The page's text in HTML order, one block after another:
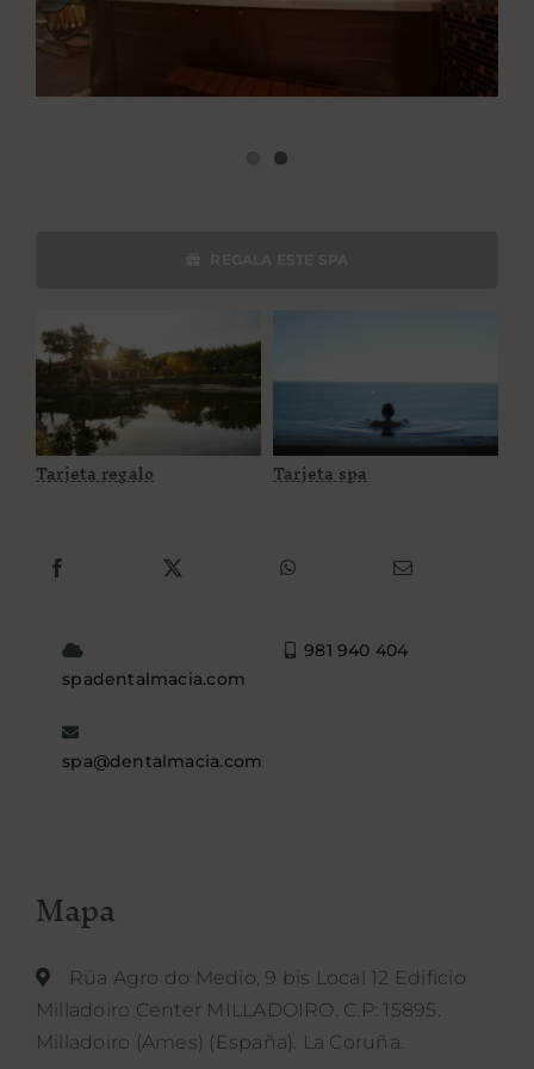
PROPÓSITO
Tarjeta regalo
Tarjeta regalo
Tarjeta spa
Tarjeta spa
spadentalmacia.com
981 940 404
spa@dentalmacia.com
Mapa
Rúa Agro do Medio, 9 bis Local 12 Edificio
Milladoiro Center MILLADOIRO. C.P: 15895.
Milladoiro (Ames) (España). La Coruña.